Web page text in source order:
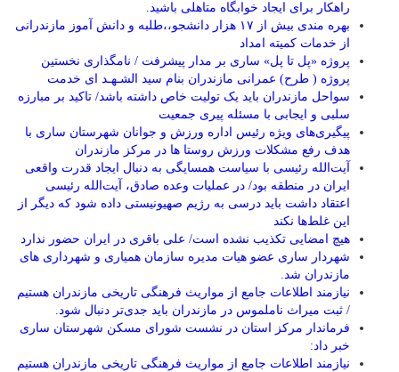
راهکار برای ایجاد خوابگاه متاهلی باشید.
بهره مندی بیش از ۱۷ هزار دانشجو،،طلبه و دانش آموز مازندرانی
از خدمات کمیته امداد
پروژه «پل تا پل» ساری بر مدار پیشرفت / نامگذاری نخستین
پروژه ( طرح) عمرانی مازندران بنام سید الشـهـد ای خدمت
سواحل مازندران باید یک تولیت خاص داشته باشد/ تاکید بر مبارزه
سلبی و ایجابی با مسئله پیری جمعیت
پیگیری‌های ویژه رئیس اداره ورزش و جوانان شهرستان ساری با
هدف رفع مشکلات ورزش روستا ها در مرکز مازندران
آیت‌الله رئیسی با سیاست همسایگی به دنبال ایجاد قدرت واقعی
ایران در منطقه بود/ در عملیات وعده صادق، آیت‌الله رئیسی
اعتقاد داشت باید درسی به رژیم صهیونیستی داده شود که دیگر از
این غلط‌ها نکند
هیچ امضایی تکذیب نشده است/ علی باقری در ایران حضور ندارد
شهردار ساری عضو هیات مدیره سازمان همیاری و شهرداری های
مازندران شد.
نیازمند اطلاعات جامع از مواریث فرهنگی تاریخی مازندران هستیم
/ ثبت میراث ناملموس در مازندران باید جدی‌تر دنبال شود.
فرماندار مرکز استان در نشست شورای مسکن شهرستان ساری
خبر داد:
نیازمند اطلاعات جامع از مواریث فرهنگی تاریخی مازندران هستیم